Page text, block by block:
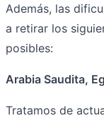
Además, las
a retirar los
posibles:
Arabia Saudita,
Tratamos de